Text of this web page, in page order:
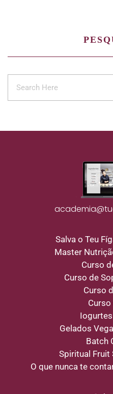
Salva o Teu
Master
Curso
Curso de
Curso
Curso
Gelados
Batch
Spiritual Fruit
O que nunca te